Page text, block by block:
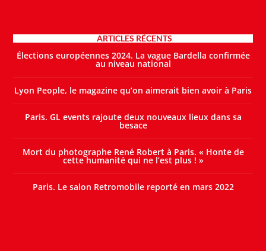
ARTICLES RÉCENTS
Élections européennes 2024. La vague Bardella confirmée
au niveau national
Lyon People, le magazine qu’on aimerait bien avoir à Paris
Paris. GL events rajoute deux nouveaux lieux dans sa
besace
Mort du photographe René Robert à Paris. « Honte de
cette humanité qui ne l’est plus ! »
Paris. Le salon Retromobile reporté en mars 2022